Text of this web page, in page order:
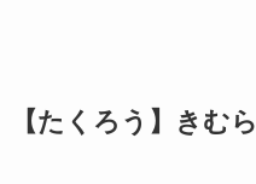
【たくろう】きむ